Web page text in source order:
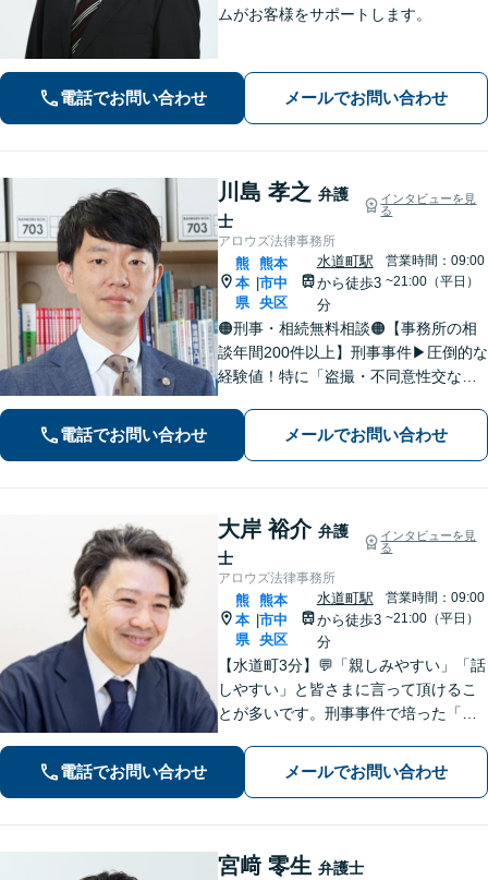
ムがお客様をサポートします。
電話でお問い合わせ メールでお問い合わせ
川島 孝之 弁護
士
インタビューを見
る
アロウズ法律事務所
熊
本
県
熊本
市中
央区
水道町駅
から徒歩3
分
営業時間：09:00
~21:00（平日）
🟠刑事・相続無料相談🟠【事務所の相
談年間200件以上】刑事事件▶︎圧倒的な
経験値！特に「盗撮・不同意性交など
局・証券会社」勤務で培った税の知識
を生かし、依頼者に寄り添った強いパ
電話でお問い合わせ メールでお問い合わせ
大岸 裕介 弁護
士
インタビューを見
る
アロウズ法律事務所
熊
本
県
熊本
市中
央区
水道町駅
から徒歩3
分
営業時間：09:00
~21:00（平日）
【水道町3分】💬「親しみやすい」「話
しやすい」と皆さまに言って頂けるこ
とが多いです。刑事事件で培った「交
れるのが最大の強み◎【刑事事件／警
察に呼び出されている方▶︎電話相談0
電話でお問い合わせ メールでお問い合わせ
宮﨑 零生 弁護士